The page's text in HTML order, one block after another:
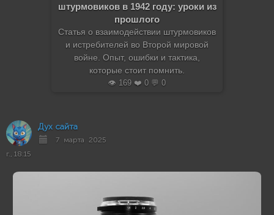
штурмовиков в 1942 году: уроки из
прошлого
Статья о взаимодействии штурмовиков
и истребителей во Второй мировой
войне. Опыт, ошибки и тактика,
которые стоит помнить.
👁️ 169 ❤️ 0 💬 0
Дух сайта
7 марта 2025
г., 18:15